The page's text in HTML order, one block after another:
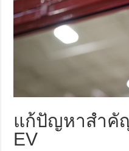
แก้ปัญหาสำคั
EV